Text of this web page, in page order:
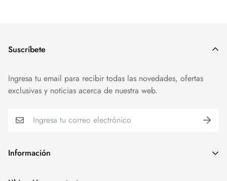
Información
Suscríbete
Ingresa tu email para recibir todas las novedades, ofertas
exclusivas y noticias acerca de nuestra web.